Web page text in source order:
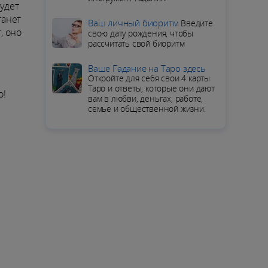
оно
Ваш личный биоритм Введите
свою дату рождения, чтобы
рассчитать свой биоритм
Ваше Гадание на Таро здесь
Откройте для себя свои 4 карты
Таро и ответы, которые они дают
вам в любви, деньгах, работе,
семье и общественной жизни.